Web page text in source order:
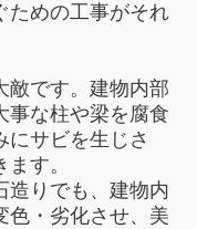
ための工事がそれ
敵です。建物内部
事な柱や梁を腐食
にサビを生じさ
す。
造りでも、建物内
色・劣化させ、美